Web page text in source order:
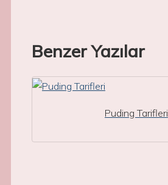
Benzer Yazılar
Puding Tarifleri